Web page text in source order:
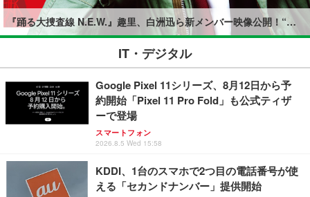
グラビア ブログ
ショッピング その他
その他
『踊る大捜査線 N.E.W.』趣里、白洲迅ら新メンバー映像公開！“熱血”“葛藤”など謎のキーワードも登場
IT・デジタル
Google Pixel 11シリーズ、8月12日から予
約開始「Pixel 11 Pro Fold」も公式ティザ
ーで登場
スマートフォン
2026.8.5 Wed 15:58
KDDI、1台のスマホで2つ目の電話番号が使
える「セカンドナンバー」提供開始